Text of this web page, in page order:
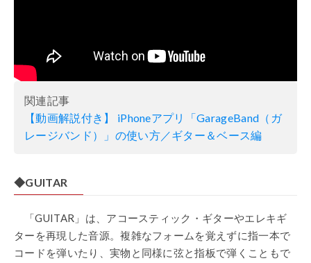
関連記事
【動画解説付き】 iPhoneアプリ「GarageBand（ガ
レージバンド）」の使い方／ギター＆ベース編
◆GUITAR
「GUITAR 」は、 アコースティック・ギターやエレキギ
ターを再現した音源。複雑なフォームを覚えずに指一本で
コードを弾いたり、実物と同様に弦と指板で弾くこともで